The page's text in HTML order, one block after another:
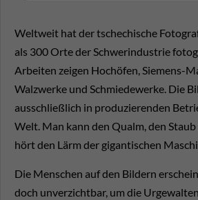
Weltweit hat der tschechische
als 300 Orte der Schwerindustrie
Arbeiten zeigen Hochöfen, Siemens-
Walzwerke und Schmiedewerke. Die
ausschließlich in produzierenden
Welt. Man kann den Qualm, den
hört den Lärm der gigantischen
Die Menschen auf den Bildern
doch unverzichtbar, um die